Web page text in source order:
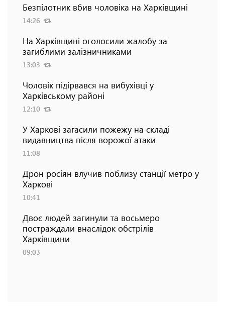
Безпілотник вбив чоловіка на Харківщині
14:26
На Харківщині оголосили жалобу за
загиблими залізничниками
13:03
Чоловік підірвався на вибухівці у
Харківському районі
12:10
У Харкові загасили пожежу на складі
видавництва після ворожої атаки
11:08
Дрон росіян влучив поблизу станції метро у
Харкові
10:41
Двоє людей загинули та восьмеро
постраждали внаслідок обстрілів
Харківщини
09:03